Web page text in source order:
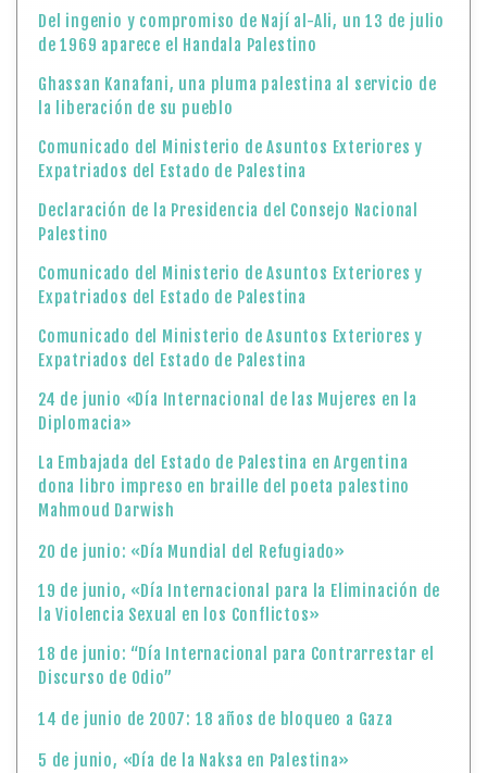
Del ingenio y compromiso de Nají al-Ali, un 13 de julio
de 1969 aparece el Handala Palestino
Ghassan Kanafani, una pluma palestina al servicio de
la liberación de su pueblo
Comunicado del Ministerio de Asuntos Exteriores y
Expatriados del Estado de Palestina
Declaración de la Presidencia del Consejo Nacional
Palestino
Comunicado del Ministerio de Asuntos Exteriores y
Expatriados del Estado de Palestina
Comunicado del Ministerio de Asuntos Exteriores y
Expatriados del Estado de Palestina
24 de junio «Día Internacional de las Mujeres en la
Diplomacia»
La Embajada del Estado de Palestina en Argentina
dona libro impreso en braille del poeta palestino
Mahmoud Darwish
20 de junio: «Día Mundial del Refugiado»
19 de junio, «Día Internacional para la Eliminación de
la Violencia Sexual en los Conflictos»
18 de junio: “Día Internacional para Contrarrestar el
Discurso de Odio”
14 de junio de 2007: 18 años de bloqueo a Gaza
5 de junio, «Día de la Naksa en Palestina»